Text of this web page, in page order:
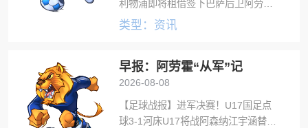
利物浦即将租借签下巴萨后卫阿劳
霍，合同含非强制买断条款。利物浦
职中后卫，也可以客串右后卫，为弗
类型：资讯
早报：阿劳霍“从军”记
2026-08-08
【足球战报】进军决赛！U17国足点
球3-1河床U17将战阿森纳江宇涵替补